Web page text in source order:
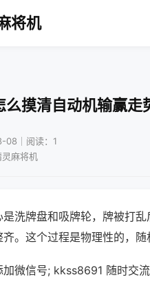
将机
摸清自动机输赢走
08｜阅读：1
麻将机
洗牌盘和吸牌轮，牌被打
。这个过程是物理性的，随
微信号; kkss8691 随时交流